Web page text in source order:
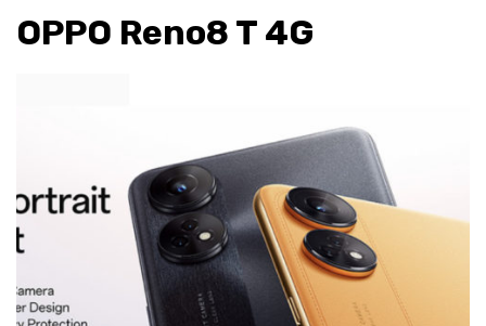
OPPO Reno8 T 4G